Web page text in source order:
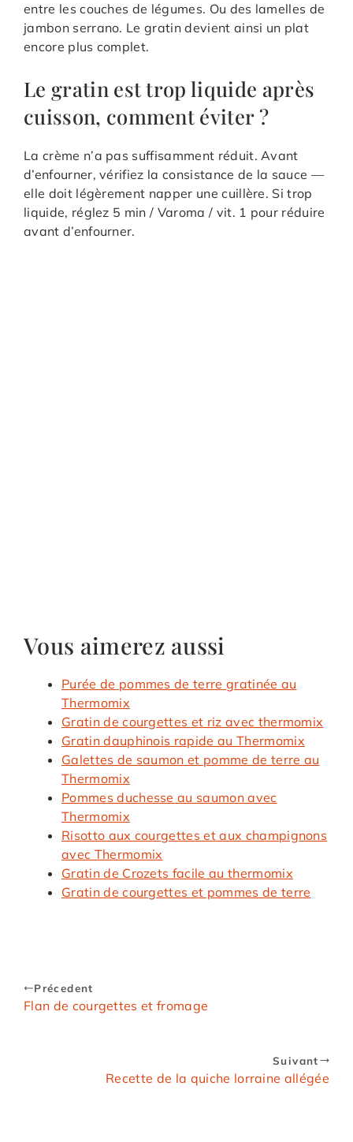
entre les couches de légumes. Ou des lamelles de
jambon serrano. Le gratin devient ainsi un plat
encore plus complet.
Le gratin est trop liquide après
cuisson, comment éviter ?
La crème n’a pas suffisamment réduit. Avant
d’enfourner, vérifiez la consistance de la sauce —
elle doit légèrement napper une cuillère. Si trop
liquide, réglez 5 min / Varoma / vit. 1 pour réduire
avant d’enfourner.
Vous aimerez aussi
Purée de pommes de terre gratinée au
Thermomix
Gratin de courgettes et riz avec thermomix
Gratin dauphinois rapide au Thermomix
Galettes de saumon et pomme de terre au
Thermomix
Pommes duchesse au saumon avec
Thermomix
Risotto aux courgettes et aux champignons
avec Thermomix
Gratin de Crozets facile au thermomix
Gratin de courgettes et pommes de terre
Précedent
Flan de courgettes et fromage
Suivant
Recette de la quiche lorraine allégée